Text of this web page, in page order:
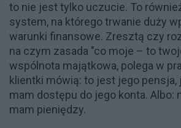
to nie jest tylko uczucie. To
system, na którego trwanie duży
warunki finansowe. Zresztą czy
na czym zasada "co moje – to
wspólnota majątkowa, polega w
klientki mówią: to jest jego pensja,
mam dostępu do jego konta. Albo:
mam pieniędzy.